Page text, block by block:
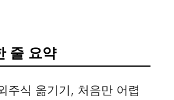
줄 요약
주식 옮기기, 처음만 어렵